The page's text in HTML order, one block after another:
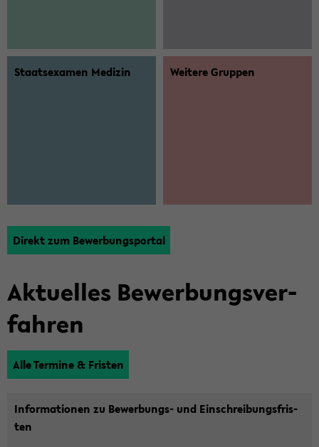
Staats­examen Me­di­zin Weitere ­Gruppen
Di­rekt zum Be­wer­bungs­por­tal
Ak­tu­el­les Be­wer­bungs­ver­
fah­ren
Alle Ter­mi­ne & Fris­ten
In­for­ma­tio­nen zu Bewerbungs-​ und Ein­schrei­bungs­fris­
ten